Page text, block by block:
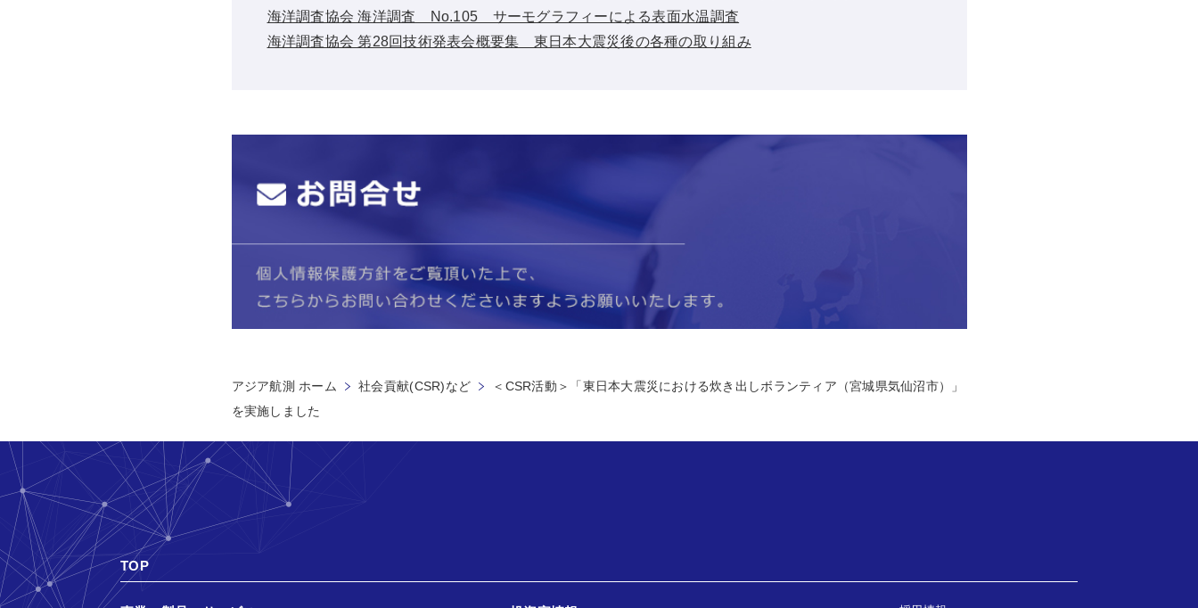
海洋調査協会 海洋調査 No.105 サーモグラフィーによる表面水温調査
海洋調査協会 第28回技術発表会概要集 東日本大震災後の各種の取り組み
アジア航測 ホーム 社会貢献(CSR)など
＜CSR活動＞「東日本大震災における炊き出しボランティア（宮城県気仙沼市）」
を実施しました
TOP